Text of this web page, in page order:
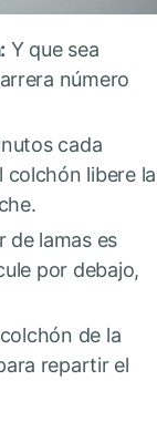
Y que sea
número
cada
colchón libere la
de lamas es
por debajo,
de la
repartir el